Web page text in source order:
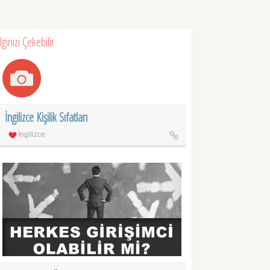
Çekebilir
İngilizce Kişilik Sıfatları
İngilizce